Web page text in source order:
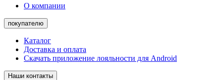
О компании
покупателю
Каталог
Доставка и оплата
Скачать приложение лояльности для Android
Наши контакты